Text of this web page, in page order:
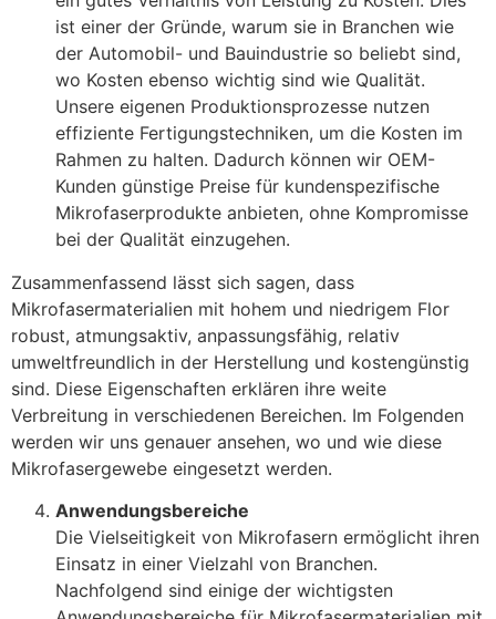
ist einer der Gründe, warum sie in Branchen wie
der Automobil- und Bauindustrie so beliebt sind,
wo Kosten ebenso wichtig sind wie Qualität.
Unsere eigenen Produktionsprozesse nutzen
effiziente Fertigungstechniken, um die Kosten im
Rahmen zu halten. Dadurch können wir OEM-
Kunden günstige Preise für kundenspezifische
Mikrofaserprodukte anbieten, ohne Kompromisse
bei der Qualität einzugehen.
Zusammenfassend lässt sich sagen, dass
Mikrofasermaterialien mit hohem und niedrigem Flor
robust, atmungsaktiv, anpassungsfähig, relativ
umweltfreundlich in der Herstellung und kostengünstig
sind. Diese Eigenschaften erklären ihre weite
Verbreitung in verschiedenen Bereichen. Im Folgenden
werden wir uns genauer ansehen, wo und wie diese
Mikrofasergewebe eingesetzt werden.
Anwendungsbereiche
Die Vielseitigkeit von Mikrofasern ermöglicht ihren
Einsatz in einer Vielzahl von Branchen.
Nachfolgend sind einige der wichtigsten